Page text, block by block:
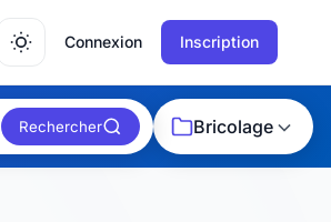
Connexion Inscription
Rechercher Bricolage